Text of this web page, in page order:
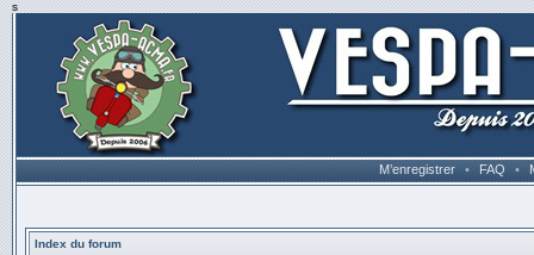
s
M’enregistrer • FAQ •
Index du forum